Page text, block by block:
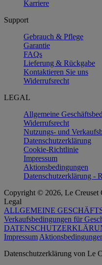
Karriere
Support
Gebrauch & Pflege
Garantie
FAQs
Lieferung & Rückgabe
Kontaktieren Sie uns
Widerrufsrecht
LEGAL
Allgemeine
Widerrufsrecht
Nutzungs- und
Datenschutzerklärung
Cookie-Richtlinie
Impressum
Aktionsbedingungen
Datenschutzerklärung -
Copyright © 2026, Le Creuset
Legal
ALLGEMEINE
Verkaufsbedingungen für
Impressum
Datenschutz­erklärung von Le